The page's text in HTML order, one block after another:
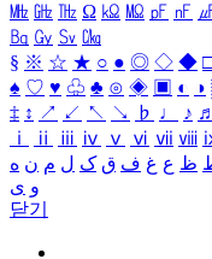
㎒ ㎓ ㎔ Ω ㏀ ㏁ ㎊ ㎋
㏃ ㏉ ㏜ ㏆
§ ※ ☆ ★ ○ ● ◎ ◇ ◆
♠ ♡ ♥ ♧ ♣ ⊙ ◈ ▣ ◐ ◑
‡ ↕ ↗ ↙ ↖ ↘ ♭ ♩ ♪ ♬
ⅰ
ⅱ ⅲ ⅳ ⅴ ⅵ ⅶ ⅷ
ظ ع غ ف ق ک ل م ن ه
و ی
닫기